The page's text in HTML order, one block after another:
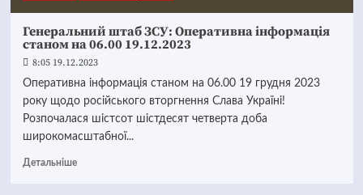
Генеральний штаб ЗСУ: Оперативна інформація
станом на 06.00 19.12.2023
8:05 19.12.2023
Оперативна інформація станом на 06.00 19 грудня 2023
року щодо російського вторгнення Слава Україні!
Розпочалася шістсот шістдесят четверта доба
широкомасштабної...
Детальніше